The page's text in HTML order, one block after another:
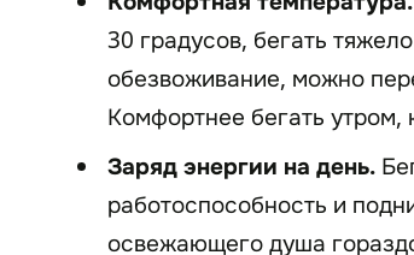
30 градусов, бегать
обезвоживание, можно
Комфортнее бегать
Заряд энергии на день.
работоспособность и
освежающего душа